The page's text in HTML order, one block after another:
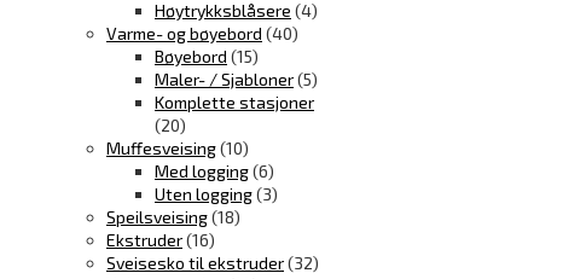
Høytrykksblåsere (4)
Varme- og bøyebord (40)
Bøyebord (15)
Maler- / Sjabloner(5)
Komplette stasjoner
(20)
Muffesveising(10)
Med logging(6)
Uten logging(3)
Speilsveising(18)
Ekstruder(16)
Sveisesko til ekstruder(32)